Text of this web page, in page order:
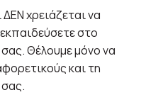
χρειάζεται να
στο
Θέλουμε μόνο να
και τη